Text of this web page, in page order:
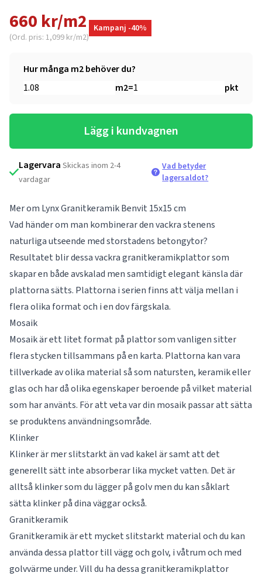
660 kr/m2
(Ord. pris: 1,099 kr/m2)
Kampanj -40%
Hur många m2 behöver du?
m2= pkt
Lägg i kundvagnen
Lagervara Skickas inom 2-4
vardagar
Vad betyder
lagersaldot?
Mer om Lynx Granitkeramik Benvit 15x15 cm
Vad händer om man kombinerar den vackra stenens
naturliga utseende med storstadens betongytor?
Resultatet blir dessa vackra granitkeramikplattor som
skapar en både avskalad men samtidigt elegant känsla där
plattorna sätts. Plattorna i serien finns att välja mellan i
flera olika format och i en dov färgskala.
Mosaik
Mosaik är ett litet format på plattor som vanligen sitter
flera stycken tillsammans på en karta. Plattorna kan vara
tillverkade av olika material så som natursten, keramik eller
glas och har då olika egenskaper beroende på vilket material
som har använts. För att veta var din mosaik passar att sätta
se produktens användningsområde.
Klinker
Klinker är mer slitstarkt än vad kakel är samt att det
generellt sätt inte absorberar lika mycket vatten. Det är
alltså klinker som du lägger på golv men du kan såklart
sätta klinker på dina väggar också.
Granitkeramik
Granitkeramik är ett mycket slitstarkt material och du kan
använda dessa plattor till vägg och golv, i våtrum och med
golvvärme under. Vill du ha dessa granitkeramikplattor